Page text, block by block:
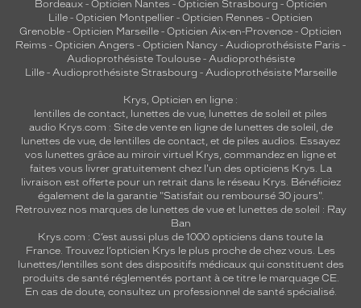
Bordeaux- Opticien Nantes - Opticien Strasbourg - Opticien
Lille - Opticien Montpellier - Opticien Rennes - Opticien
Grenoble - Opticien Marseille - Opticien Aix-en-Provence - Opticien
Reims - Opticien Angers - Opticien Nancy - Audioprothésiste Paris -
Audioprothésiste Toulouse- Audioprothésiste
Lille- Audioprothésiste Strasbourg - Audioprothésiste Marseille
Krys, Opticien en ligne :
lentilles de contact, lunettes de vue, lunettes de soleil et piles
audio Krys.com : Site de vente en ligne de lunettes de soleil, de
lunettes de vue, de lentilles de contact, et de piles audios. Essayez
vos lunettes grâce au miroir virtuel Krys, commandez en ligne et
faites vous livrer gratuitement chez l'un des opticiens Krys. La
livraison est offerte pour un retrait dans le réseau Krys. Bénéficiez
également de la garantie "Satisfait ou remboursé 30 jours".
Retrouvez nos marques de lunettes de vue et lunettes de soleil : Ray
Ban
Krys.com : C’est aussi plus de 1000 opticiens dans toute la
France. Trouvez l’opticien Krys le plus proche de chez vous. Les
lunettes/lentilles sont des dispositifs médicaux qui constituent des
produits de santé réglementés portant à ce titre le marquage CE.
En cas de doute, consultez un professionnel de santé spécialisé.